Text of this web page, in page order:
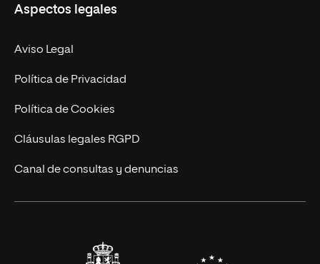
Doctorados
Experto Universitario
Postgrados
Cursos Universitarios
Facultades
Nuestro Equipo
Trabaja en UNIR
Actualidad
UNIR Revista
Eventos
Aspectos legales
Aviso Legal
Política de Privacidad
Política de Cookies
Cláusulas legales RGPD
Canal de consultas y denuncias